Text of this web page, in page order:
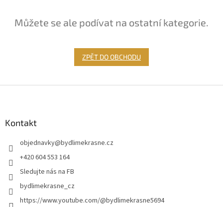
Můžete se ale podívat na ostatní kategorie.
ZPĚT DO OBCHODU
Kontakt
objednavky@bydlimekrasne.cz
+420 604 553 164
Sledujte nás na FB
bydlimekrasne_cz
https://www.youtube.com/@bydlimekrasne5694